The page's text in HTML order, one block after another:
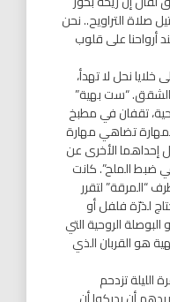
صلاة التراويح.. نحن
أرواحنا على قلوب
نحل لا تهدأ،
الشقق. “ست بهية”
تقفان في مطبخ
تضاهي مهارة
إحداهما الأخرى عن
ضبط الملح”. كانت
“المرقة” لتقرر
لذرّة فلفل أو
الروحية التي
هو القربان الذي
تزدحم